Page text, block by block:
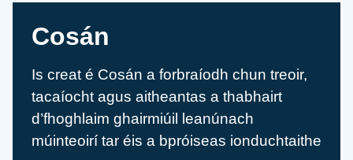
Cosán
Is creat é Cosán a forbraíodh chun treoir,
tacaíocht agus aitheantas a thabhairt
d’fhoghlaim ghairmiúil leanúnach
múinteoirí tar éis a bpróiseas ionduchtaithe